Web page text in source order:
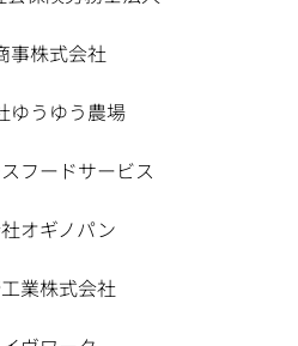
事株式会社
ゆうゆう農場
フードサービス
オギノパン
業株式会社